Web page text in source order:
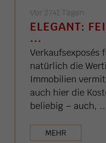
Vor 2741 Tagen
ELEGANT:
...
Verkaufsexposés
natürlich die
Immobilien
auch hier die
beliebig – auch,
MEHR